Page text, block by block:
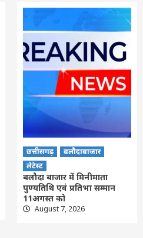
छत्तीसगढ़
बलौदाबाजार
लेटेस्ट
बलौदा बाजार में मिनीमाता
पुण्यतिथि एवं प्रतिभा सम्मान
11अगस्त को
August 7, 2026